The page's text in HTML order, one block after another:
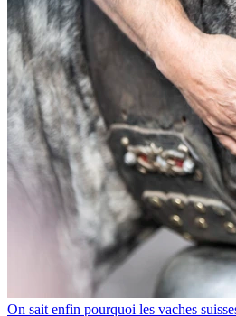
On sait enfin pourquoi les vaches